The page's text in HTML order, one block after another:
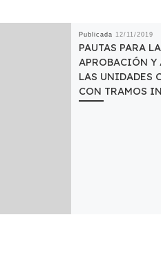
Publicada 12/11/2019
PAUTAS PARA
APROBACIÓN Y
LAS UNIDADES
CON TRAMOS